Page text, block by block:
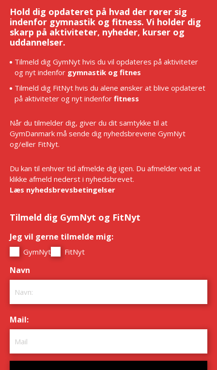
Hold dig opdateret på hvad der rører sig
indenfor gymnastik og fitness. Vi holder dig
skarp på aktiviteter, nyheder, kurser og
uddannelser.
Tilmeld dig GymNyt hvis du vil opdateres på aktiviteter
og nyt indenfor gymnastik og fitnes
Tilmeld dig FitNyt hvis du alene ønsker at blive opdateret
på aktiviteter og nyt indenfor fitness
Når du tilmelder dig, giver du dit samtykke til at
GymDanmark må sende dig nyhedsbrevene GymNyt
og/eller FitNyt.
Du kan til enhver tid afmelde dig igen. Du afmelder ved at
klikke afmeld nederst i nyhedsbrevet.
Læs nyhedsbrevsbetingelser
Tilmeld dig GymNyt og FitNyt
Jeg vil gerne tilmelde mig:
GymNyt FitNyt
Navn
Mail: